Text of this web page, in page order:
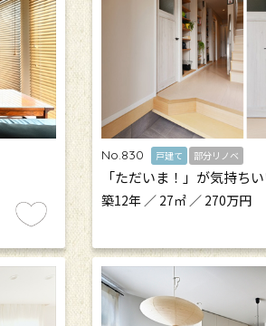
No.830 戸建て 部分リノベ
「ただいま！」が気持ち
築12年 ／ 27㎡ ／ 270万円